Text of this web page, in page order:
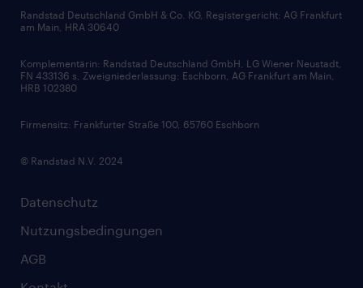
Zertifikate und Auszeichnungen
Bewerbungsratgeber
Soft Skills
Skills
Datenschutz
Nutzungsbedingungen
AGB
Randstad Deutschland GmbH & Co. KG, Registergericht: AG Frankfurt
am Main, HRA 30640
Komplementärin: Randstad Deutschland GmbH, LG Wiener Neustadt,
FN 433136 s, Zweigniederlassung: Eschborn, AG Frankfurt am Main,
HRB 102380
Firmensitz: Frankfurter Straße 100, 65760 Eschborn
© Randstad N.V. 2024